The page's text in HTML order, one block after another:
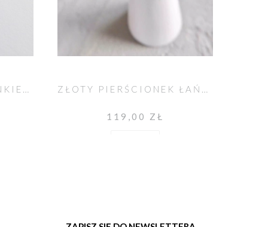
NASZYJNIK SIMPLE ANKIER CHAIN ZŁOTY PIERŚCIONEK ŁAŃCUSZKOWY
119,00 ZŁ